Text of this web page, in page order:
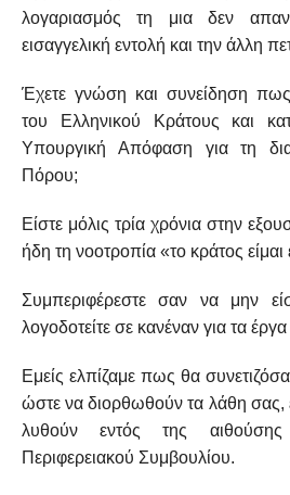
λογαριασμός τη μια δεν
εισαγγελική εντολή και την άλλη
Έχετε γνώση και συνείδηση
του Ελληνικού Κράτους και
Υπουργική Απόφαση για τη
Πόρου;
Είστε μόλις τρία χρόνια στην
ήδη τη νοοτροπία «το κράτος
Συμπεριφέρεστε σαν να μην
λογοδοτείτε σε κανέναν για τα
Εμείς ελπίζαμε πως θα
ώστε να διορθωθούν τα λάθη σας,
λυθούν εντός της
Περιφερειακού Συμβουλίου.